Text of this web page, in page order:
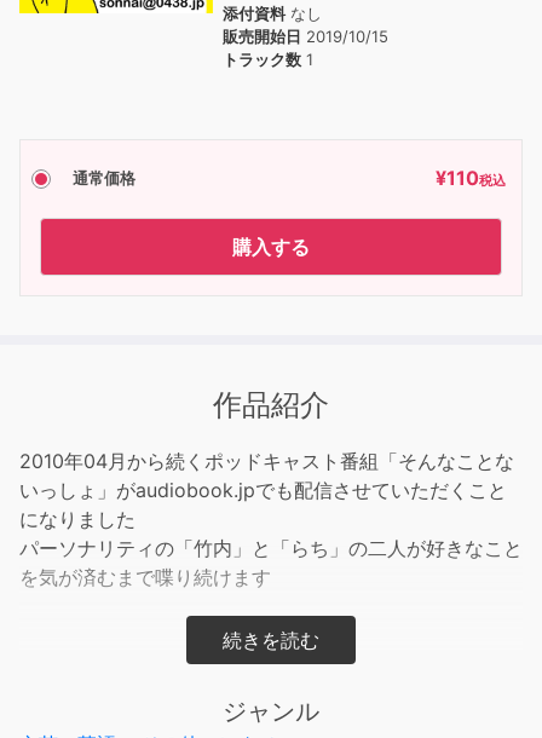
添付資料なし
販売開始日 2019/10/15
トラック数 1
通常価格 ¥110税込
購入する
作品紹介
2010年04月から続くポッドキャスト番組「そんなことな
いっしょ」がaudiobook.jpでも配信させていただくこと
になりました
パーソナリティの「竹内」と「らち」の二人が好きなこと
を気が済むまで喋り続けます
iTunesなどでも配信している無料版にaudiobook.jpでは
ジャンル